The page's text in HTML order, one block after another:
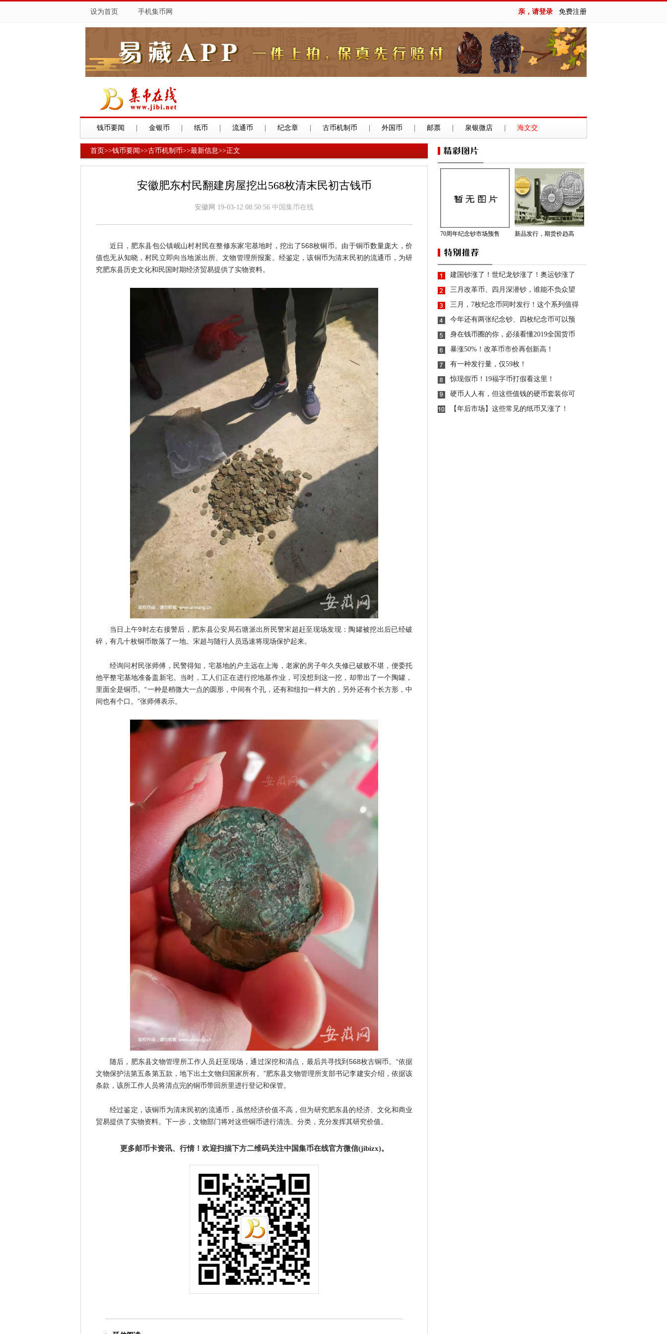
设为首页 手机集币网 亲，请登录 免费注册
钱币要闻 金银币 纸币 流通币 纪念章 古币机制币 外国币 邮票 泉银微店 海文交
首页>>钱币要闻>>古币机制币>>最新信息>>正文
安徽肥东村民翻建房屋挖出568枚清末民初古钱币
安徽网 19-03-12 08:50:56 中国集币在线
近日，肥东县包公镇岘山村村民在整修东家宅基地时，挖出了568枚铜币。由于铜币数量庞大，价
值也无从知晓，村民立即向当地派出所、文物管理所报案。经鉴定，该铜币为清末民初的流通币，为研
究肥东县历史文化和民国时期经济贸易提供了实物资料。
当日上午9时左右接警后，肥东县公安局石塘派出所民警宋超赶至现场发现：陶罐被挖出后已经破
碎，有几十枚铜币散落了一地。宋超与随行人员迅速将现场保护起来。
经询问村民张师傅，民警得知，宅基地的户主远在上海，老家的房子年久失修已破败不堪，便委托
他平整宅基地准备盖新宅。当时，工人们正在进行挖地基作业，可没想到这一挖，却带出了一个陶罐，
里面全是铜币。“一种是稍微大一点的圆形，中间有个孔，还有和纽扣一样大的，另外还有个长方形，中
间也有个口。”张师傅表示。
随后，肥东县文物管理所工作人员赶至现场，通过深挖和清点，最后共寻找到568枚古铜币。“依据
文物保护法第五条第五款，地下出土文物归国家所有。”肥东县文物管理所支部书记李建安介绍，依据该
条款，该所工作人员将清点完的铜币带回所里进行登记和保管。
经过鉴定，该铜币为清末民初的流通币，虽然经济价值不高，但为研究肥东县的经济、文化和商业
贸易提供了实物资料。下一步，文物部门将对这些铜币进行清洗、分类，充分发挥其研究价值。
更多邮币卡资讯、行情！欢迎扫描下方二维码关注中国集币在线官方微信(jibizx)。
70周年纪念钞市场预售 新品发行，期货价趋高
建国钞涨了！世纪龙钞涨了！奥运钞涨了
三月改革币、四月深潜钞，谁能不负众望
三月，7枚纪念币同时发行！这个系列值得
今年还有两张纪念钞、四枚纪念币可以预
身在钱币圈的你，必须看懂2019全国货币
暴涨50%！改革币市价再创新高！
有一种发行量，仅59枚！
惊现假币！19福字币打假看这里！
硬币人人有，但这些值钱的硬币套装你可
【年后市场】这些常见的纸币又涨了！